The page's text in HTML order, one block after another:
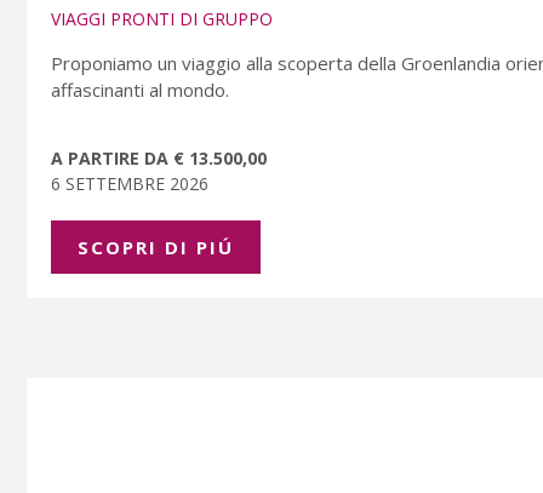
VIAGGI PRONTI DI GRUPPO
Proponiamo un viaggio alla scoperta della Groenlandia
affascinanti al mondo.
A PARTIRE DA € 13.500,00
6 SETTEMBRE 2026
SCOPRI DI PIÚ